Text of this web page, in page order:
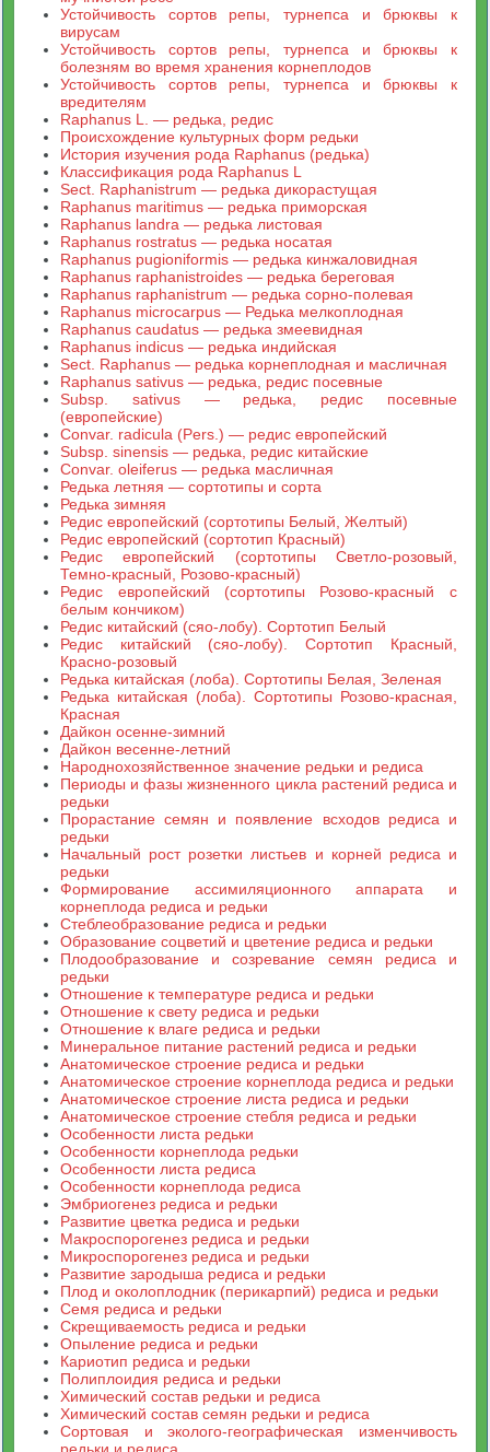
Устойчивость сортов репы, турнепса и брюквы к
вирусам
Устойчивость сортов репы, турнепса и брюквы к
болезням во время хранения корнеплодов
Устойчивость сортов репы, турнепса и брюквы к
вредителям
Raphanus L. — редька, редис
Происхождение культурных форм редьки
История изучения рода Raphanus (редька)
Классификация рода Raphanus L
Sect. Raphanistrum — редька дикорастущая
Raphanus maritimus — редька приморская
Raphanus landra — редька листовая
Raphanus rostratus — редька носатая
Raphanus pugioniformis — редька кинжаловидная
Raphanus raphanistroides — редька береговая
Raphanus raphanistrum — редька сорно-полевая
Raphanus microcarpus — Редька мелкоплодная
Raphanus caudatus — редька змеевидная
Raphanus indicus — редька индийская
Sect. Raphanus — редька корнеплодная и масличная
Raphanus sativus — редька, редис посевные
Subsp. sativus — редька, редис посевные
(европейские)
Convar. radicula (Pers.) — редис европейский
Subsp. sinensis — редька, редис китайские
Convar. oleiferus — редька масличная
Редька летняя — сортотипы и сорта
Редька зимняя
Редис европейский (сортотипы Белый, Желтый)
Редис европейский (сортотип Красный)
Редис европейский (сортотипы Светло-розовый,
Темно-красный, Розово-красный)
Редис европейский (сортотипы Розово-красный с
белым кончиком)
Редис китайский (сяо-лобу). Сортотип Белый
Редис китайский (сяо-лобу). Сортотип Красный,
Красно-розовый
Редька китайская (лоба). Сортотипы Белая, Зеленая
Редька китайская (лоба). Сортотипы Розово-красная,
Красная
Дайкон осенне-зимний
Дайкон весенне-летний
Народнохозяйственное значение редьки и редиса
Периоды и фазы жизненного цикла растений редиса и
редьки
Прорастание семян и появление всходов редиса и
редьки
Начальный рост розетки листьев и корней редиса и
редьки
Формирование ассимиляционного аппарата и
корнеплода редиса и редьки
Стеблеобразование редиса и редьки
Образование соцветий и цветение редиса и редьки
Плодообразование и созревание семян редиса и
редьки
Отношение к температуре редиса и редьки
Отношение к свету редиса и редьки
Отношение к влаге редиса и редьки
Минеральное питание растений редиса и редьки
Анатомическое строение редиса и редьки
Анатомическое строение корнеплода редиса и редьки
Анатомическое строение листа редиса и редьки
Анатомическое строение стебля редиса и редьки
Особенности листа редьки
Особенности корнеплода редьки
Особенности листа редиса
Особенности корнеплода редиса
Эмбриогенез редиса и редьки
Развитие цветка редиса и редьки
Макроспорогенез редиса и редьки
Микроспорогенез редиса и редьки
Развитие зародыша редиса и редьки
Плод и околоплодник (перикарпий) редиса и редьки
Семя редиса и редьки
Скрещиваемость редиса и редьки
Опыление редиса и редьки
Кариотип редиса и редьки
Полиплоидия редиса и редьки
Химический состав редьки и редиса
Химический состав семян редьки и редиса
Сортовая и эколого-географическая изменчивость